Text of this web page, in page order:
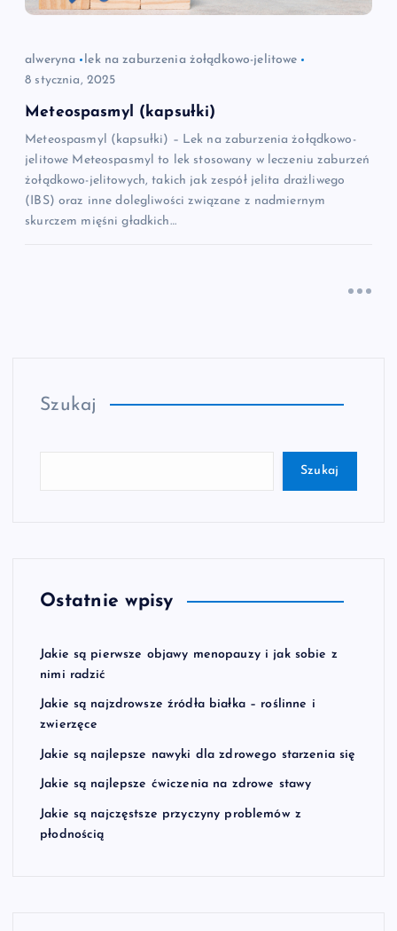
alweryna
lek na zaburzenia żołądkowo-jelitowe
8 stycznia, 2025
Meteospasmyl (kapsułki)
Meteospasmyl (kapsułki) – Lek na zaburzenia żołądkowo-
jelitowe Meteospasmyl to lek stosowany w leczeniu zaburzeń
żołądkowo-jelitowych, takich jak zespół jelita drażliwego
(IBS) oraz inne dolegliwości związane z nadmiernym
skurczem mięśni gładkich…
Szukaj
Szukaj
Ostatnie wpisy
Jakie są pierwsze objawy menopauzy i jak sobie z
nimi radzić
Jakie są najzdrowsze źródła białka – roślinne i
zwierzęce
Jakie są najlepsze nawyki dla zdrowego starzenia się
Jakie są najlepsze ćwiczenia na zdrowe stawy
Jakie są najczęstsze przyczyny problemów z
płodnością